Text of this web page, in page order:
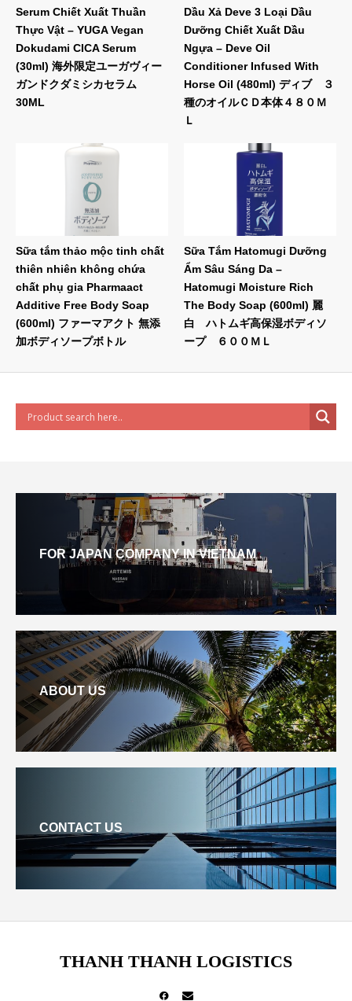
Serum Chiết Xuất Thuần
Thực Vật – YUGA Vegan
Dokudami CICA Serum
(30ml) 海外限定ユーガヴィー
ガンドクダミシカセラム
30ML
Dầu Xả Deve 3 Loại Dầu
Dưỡng Chiết Xuất Dầu
Ngựa – Deve Oil
Conditioner Infused With
Horse Oil (480ml) ディブ ３
種のオイルＣＤ本体４８０Ｍ
Ｌ
Sữa tắm thảo mộc tinh chất
thiên nhiên không chứa
chất phụ gia Pharmaact
Additive Free Body Soap
(600ml) ファーマアクト 無添
加ボディソープボトル
Sữa Tắm Hatomugi Dưỡng
Ẩm Sâu Sáng Da –
Hatomugi Moisture Rich
The Body Soap (600ml) 麗
白 ハトムギ高保湿ボディソ
ープ ６００ＭＬ
FOR JAPAN COMPANY IN VIETNAM
ABOUT US
CONTACT US
THANH THANH LOGISTICS